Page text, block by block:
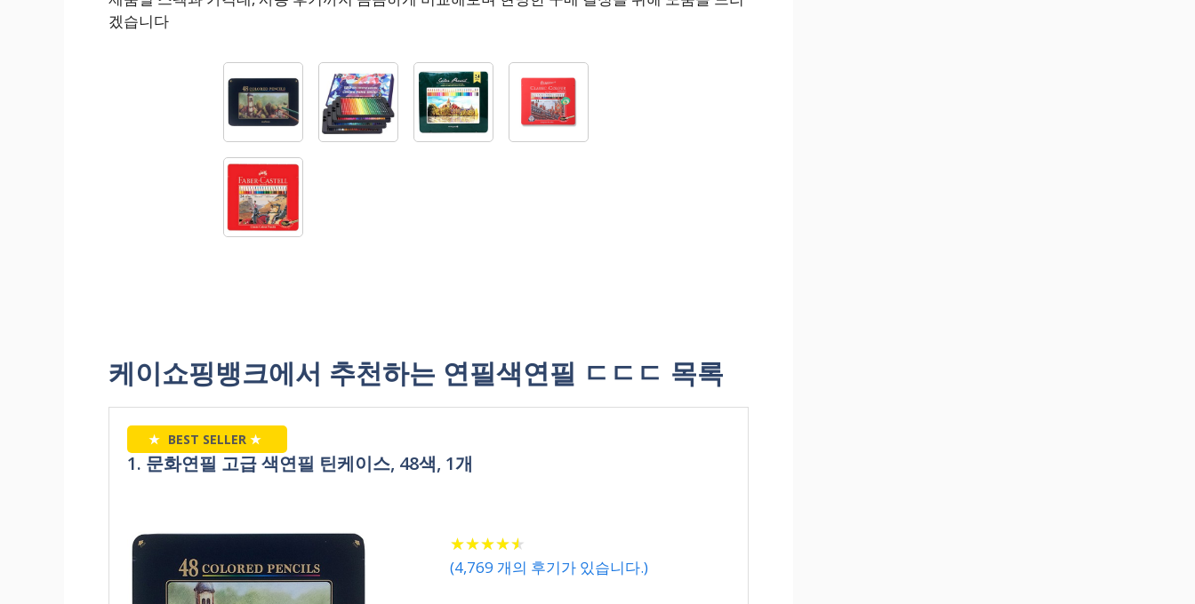
겠습니다
케이쇼핑뱅크에서 추천하는 연필색연필 ㄷㄷㄷ 목록
★ BEST SELLER ★
1. 문화연필 고급 색연필 틴케이스, 48색, 1개
★★★★★
★★★★★
(4,769 개의 후기가 있습니다.)